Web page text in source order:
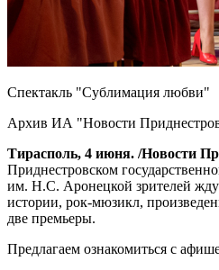
Спектакль "Сублимация любви"
Архив ИА "Новости
Тирасполь, 4 июня. /Новости
Приднестровском
им. Н.С. Аронецкой зрителей
истории, рок-мюзикл,
две премьеры.
Предлагаем ознакомиться с